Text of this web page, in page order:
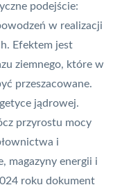
podejście:
w realizacji
Efektem jest
ziemnego, które w
przeszacowane.
jądrowej.
przyrostu mocy
i
magazyny energii i
roku dokument